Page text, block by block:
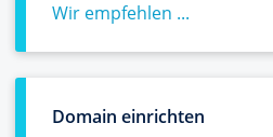
Wir empfehlen ...
Domain einrichten